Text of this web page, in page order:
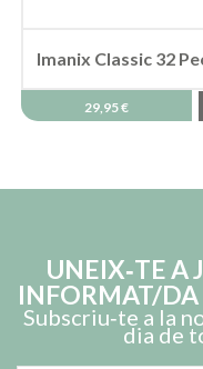
Imanix Classic 32
29,95 €
UNEIX‑TE A
INFORMAT/DA
Subscriu‑te a la
dia de